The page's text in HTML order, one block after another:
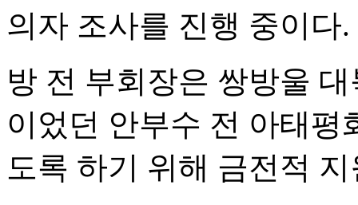
의자 조사를 진행 중이다.
방 전 부회장은 쌍방울
이었던 안부수 전 아태
도록 하기 위해 금전적